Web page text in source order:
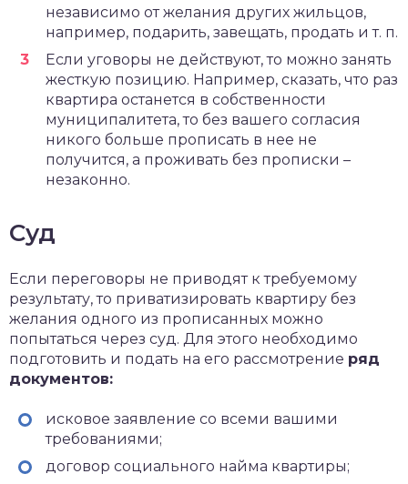
независимо от желания других жильцов,
например, подарить, завещать, продать и т. п.
Если уговоры не действуют, то можно занять
жесткую позицию. Например, сказать, что раз
квартира останется в собственности
муниципалитета, то без вашего согласия
никого больше прописать в нее не
получится, а проживать без прописки –
незаконно.
Суд
Если переговоры не приводят к требуемому
результату, то приватизировать квартиру без
желания одного из прописанных можно
попытаться через суд. Для этого необходимо
подготовить и подать на его рассмотрение ряд
документов:
исковое заявление со всеми вашими
требованиями;
договор социального найма квартиры;